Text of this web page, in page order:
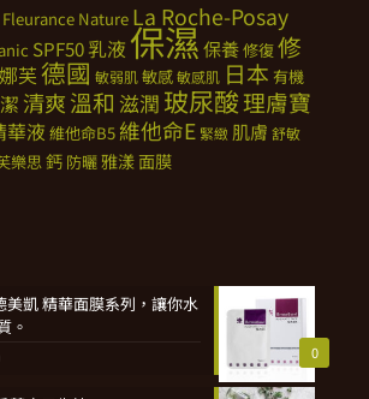
Fleurance Nature La Roche-Posay
SPF50乳液 保濕保養修復修
娜芙德國 敏弱肌敏感敏感肌 日本 有機
清爽溫和 滋潤 玻尿酸理膚寶
華液 維他命B5 維他命E 緊緻 肌膚 舒敏
樂思鈣 防曬雅漾面膜
0
凱 精華面膜系列，讓你水
。